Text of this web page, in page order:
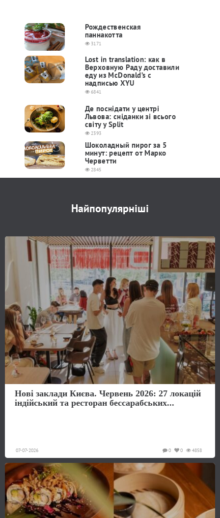
Рождественская
паннакотта
3171
Lost in translation: как в
Верховную Раду доставили
еду из McDonald’s с
надписью XYU
6841
Де поснідати у центрі
Львова: сніданки зі всього
світу у Split
2393
Шоколадный пирог за 5
минут: рецепт от Марко
Черветти
2845
Найпопулярніші
Нові заклади Києва. Червень 2026: 27 локацій
індійський та ресторан бессарабських...
07-07-2026 4858
0
0